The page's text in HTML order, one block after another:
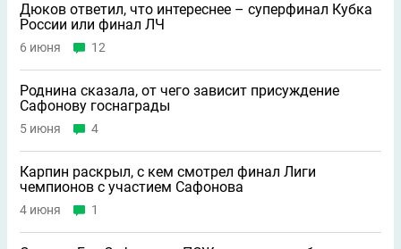
Дюков ответил, что интереснее – суперфинал Кубка
России или финал ЛЧ
6 июня 12
Роднина сказала, от чего зависит присуждение
Сафонову госнаграды
5 июня 4
Карпин раскрыл, с кем смотрел финал Лиги
чемпионов с участием Сафонова
4 июня 1